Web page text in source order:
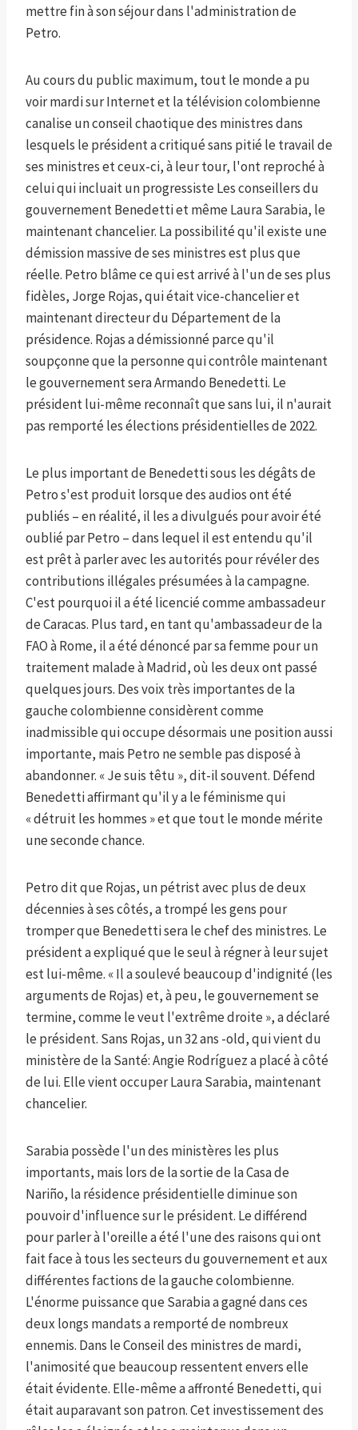
mettre fin à son séjour dans l'administration de
Petro.
Au cours du public maximum, tout le monde a pu
voir mardi sur Internet et la télévision colombienne
canalise un conseil chaotique des ministres dans
lesquels le président a critiqué sans pitié le travail de
ses ministres et ceux-ci, à leur tour, l'ont reproché à
celui qui incluait un progressiste Les conseillers du
gouvernement Benedetti et même Laura Sarabia, le
maintenant chancelier. La possibilité qu'il existe une
démission massive de ses ministres est plus que
réelle. Petro blâme ce qui est arrivé à l'un de ses plus
fidèles, Jorge Rojas, qui était vice-chancelier et
maintenant directeur du Département de la
présidence. Rojas a démissionné parce qu'il
soupçonne que la personne qui contrôle maintenant
le gouvernement sera Armando Benedetti. Le
président lui-même reconnaît que sans lui, il n'aurait
pas remporté les élections présidentielles de 2022.
Le plus important de Benedetti sous les dégâts de
Petro s'est produit lorsque des audios ont été
publiés – en réalité, il les a divulgués pour avoir été
oublié par Petro – dans lequel il est entendu qu'il
est prêt à parler avec les autorités pour révéler des
contributions illégales présumées à la campagne.
C'est pourquoi il a été licencié comme ambassadeur
de Caracas. Plus tard, en tant qu'ambassadeur de la
FAO à Rome, il a été dénoncé par sa femme pour un
traitement malade à Madrid, où les deux ont passé
quelques jours. Des voix très importantes de la
gauche colombienne considèrent comme
inadmissible qui occupe désormais une position aussi
importante, mais Petro ne semble pas disposé à
abandonner. « Je suis têtu », dit-il souvent. Défend
Benedetti affirmant qu'il y a le féminisme qui
« détruit les hommes » et que tout le monde mérite
une seconde chance.
Petro dit que Rojas, un pétrist avec plus de deux
décennies à ses côtés, a trompé les gens pour
tromper que Benedetti sera le chef des ministres. Le
président a expliqué que le seul à régner à leur sujet
est lui-même. « Il a soulevé beaucoup d'indignité (les
arguments de Rojas) et, à peu, le gouvernement se
termine, comme le veut l'extrême droite », a déclaré
le président. Sans Rojas, un 32 ans -old, qui vient du
ministère de la Santé: Angie Rodríguez a placé à côté
de lui. Elle vient occuper Laura Sarabia, maintenant
chancelier.
Sarabia possède l'un des ministères les plus
importants, mais lors de la sortie de la Casa de
Nariño, la résidence présidentielle diminue son
pouvoir d'influence sur le président. Le différend
pour parler à l'oreille a été l'une des raisons qui ont
fait face à tous les secteurs du gouvernement et aux
différentes factions de la gauche colombienne.
L'énorme puissance que Sarabia a gagné dans ces
deux longs mandats a remporté de nombreux
ennemis. Dans le Conseil des ministres de mardi,
l'animosité que beaucoup ressentent envers elle
était évidente. Elle-même a affronté Benedetti, qui
était auparavant son patron. Cet investissement des